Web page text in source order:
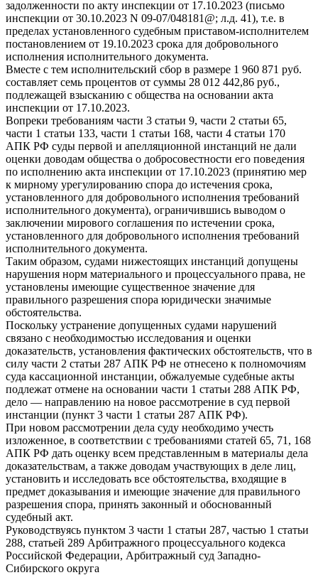
задолженности по акту инспекции от 17.10.2023 (письмо
инспекции от 30.10.2023 N 09-07/048181@; л.д. 41), т.е. в
пределах установленного судебным приставом-исполнителем
постановлением от 19.10.2023 срока для добровольного
исполнения исполнительного документа.
Вместе с тем исполнительский сбор в размере 1 960 871 руб.
составляет семь процентов от суммы 28 012 442,86 руб.,
подлежащей взысканию с общества на основании акта
инспекции от 17.10.2023.
Вопреки требованиям части 3 статьи 9, части 2 статьи 65,
части 1 статьи 133, части 1 статьи 168, части 4 статьи 170
АПК РФ суды первой и апелляционной инстанций не дали
оценки доводам общества о добросовестности его поведения
по исполнению акта инспекции от 17.10.2023 (принятию мер
к мирному урегулированию спора до истечения срока,
установленного для добровольного исполнения требований
исполнительного документа), ограничившись выводом о
заключении мирового соглашения по истечении срока,
установленного для добровольного исполнения требований
исполнительного документа.
Таким образом, судами нижестоящих инстанций допущены
нарушения норм материального и процессуального права, не
установлены имеющие существенное значение для
правильного разрешения спора юридически значимые
обстоятельства.
Поскольку устранение допущенных судами нарушений
связано с необходимостью исследования и оценки
доказательств, установления фактических обстоятельств, что в
силу части 2 статьи 287 АПК РФ не отнесено к полномочиям
суда кассационной инстанции, обжалуемые судебные акты
подлежат отмене на основании части 1 статьи 288 АПК РФ,
дело — направлению на новое рассмотрение в суд первой
инстанции (пункт 3 части 1 статьи 287 АПК РФ).
При новом рассмотрении дела суду необходимо учесть
изложенное, в соответствии с требованиями статей 65, 71, 168
АПК РФ дать оценку всем представленным в материалы дела
доказательствам, а также доводам участвующих в деле лиц,
установить и исследовать все обстоятельства, входящие в
предмет доказывания и имеющие значение для правильного
разрешения спора, принять законный и обоснованный
судебный акт.
Руководствуясь пунктом 3 части 1 статьи 287, частью 1 статьи
288, статьей 289 Арбитражного процессуального кодекса
Российской Федерации, Арбитражный суд Западно-
Сибирского округа